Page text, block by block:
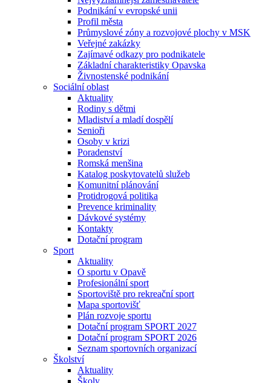
Podnikání v evropské unii
Profil města
Průmyslové zóny a rozvojové plochy v MSK
Veřejné zakázky
Zajímavé odkazy pro podnikatele
Základní charakteristiky Opavska
Živnostenské podnikání
Sociální oblast
Aktuality
Rodiny s dětmi
Mladiství a mladí dospělí
Senioři
Osoby v krizi
Poradenství
Romská menšina
Katalog poskytovatelů služeb
Komunitní plánování
Protidrogová politika
Prevence kriminality
Dávkové systémy
Kontakty
Dotační program
Sport
Aktuality
O sportu v Opavě
Profesionální sport
Sportoviště pro rekreační sport
Mapa sportovišť
Plán rozvoje sportu
Dotační program SPORT 2027
Dotační program SPORT 2026
Seznam sportovních organizací
Školství
Aktuality